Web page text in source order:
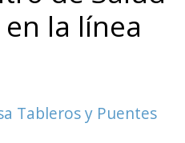
la línea
Tableros y Puentes